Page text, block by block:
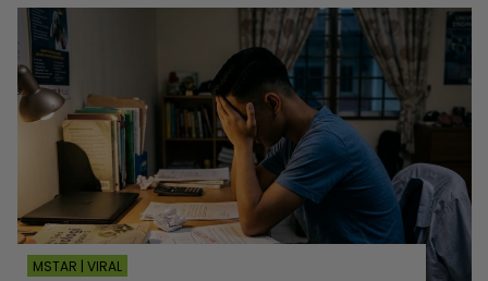
MSTAR | VIRAL